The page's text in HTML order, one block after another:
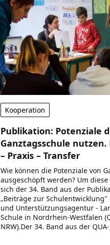
Kooperation
Publikation: Potenziale
Ganztagsschule nutzen.
– Praxis – Transfer
Wie können die Potenziale von
ausgeschöpft werden? Um
sich der 34. Band aus der
„Beiträge zur
und Unterstützungsagentur -
Schule in Nordrhein-Westfalen
NRW).Der 34. Band aus der QUA-